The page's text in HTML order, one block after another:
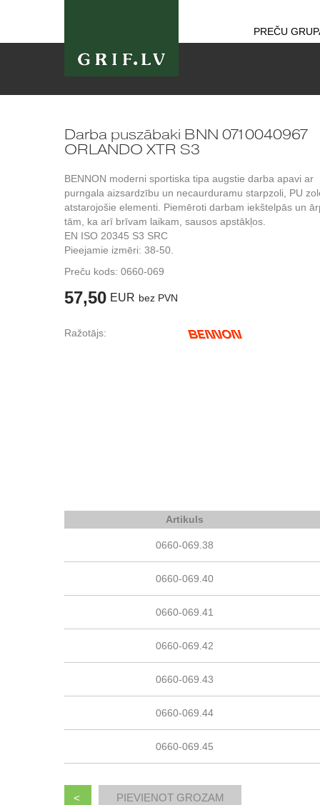
PREČU
Darba puszābaki BNN 0710040967
ORLANDO XTR S3
BENNON moderni sportiska tipa augstie darba apavi ar
purngala aizsardzību un necaurduramu starpzoli, PU
atstarojošie elementi. Piemēroti darbam iekštelpās un
tām, ka arī brīvam laikam, sausos apstākļos.
EN ISO 20345 S3 SRC
Pieejamie izmēri: 38-50.
Preču kods: 0660-069
57,50 EUR bez PVN
Ražotājs:
Artikuls
0660-069.38
0660-069.40
0660-069.41
0660-069.42
0660-069.43
0660-069.44
0660-069.45
<